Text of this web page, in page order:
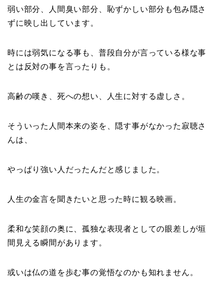
弱い部分、人間臭い部分、恥ずかしい部分も包み隠さ
ずに映し出しています。
時には弱気になる事も、普段自分が言っている様な事
とは反対の事を言ったりも。
高齢の嘆き、死への想い、人生に対する虚しさ。
そういった人間本来の姿を、隠す事がなかった寂聴さ
んは、
やっぱり強い人だったんだと感じました。
人生の金言を聞きたいと思った時に観る映画。
柔和な笑顔の奥に、孤独な表現者としての眼差しが垣
間見える瞬間があります。
或いは仏の道を歩む事の覚悟なのかも知れません。